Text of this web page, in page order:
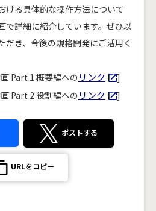
ける具体的な操作方法について
で詳細に紹介しています。ぜひ以
だき、今後の規格開発にご活用く
Part 1 概要編への リンク
]
Part 2 役割編への リンク ]
ポストする
URLをコピー